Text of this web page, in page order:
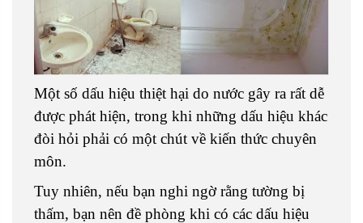
Một số dấu hiệu thiệt hại do nước gây ra rất dễ
được phát hiện, trong khi những dấu hiệu khác
đòi hỏi phải có một chút về kiến thức chuyên
môn.
Tuy nhiên, nếu bạn nghi ngờ rằng tường bị
thấm, bạn nên đề phòng khi có các dấu hiệu